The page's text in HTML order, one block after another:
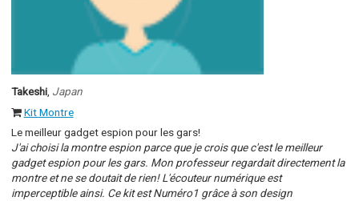
Takeshi, Japan
Kit Montre
Le meilleur gadget espion pour les gars!
J'ai choisi la montre espion parce que je crois que c'est le meilleur
gadget espion pour les gars. Mon professeur regardait directement la
montre et ne se doutait de rien! L'écouteur numérique est
imperceptible ainsi. Ce kit est Numéro1 grâce à son design